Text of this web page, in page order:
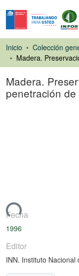
Inicio Colección
Madera.
penetración
Fecha
1996
Editor
INN. Instituto Nacional